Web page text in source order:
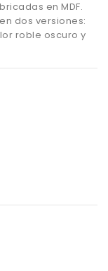
en MDF.
dos versiones:
roble oscuro y